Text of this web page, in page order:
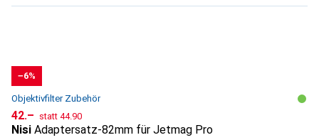
−6%
Objektivfilter Zubehör
CHF
42.– statt CHF
44.90
Nisi Adaptersatz-82mm für Jetmag Pro